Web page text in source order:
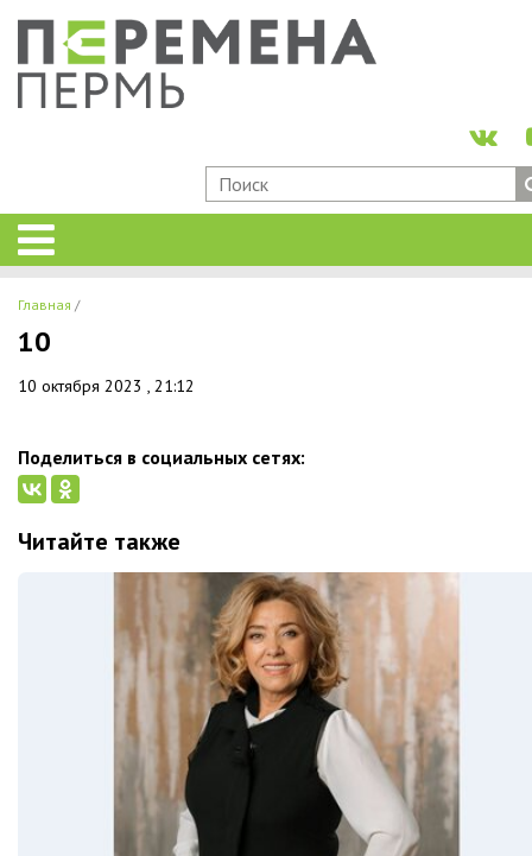
Главная
10
10 октября 2023 , 21:12
Поделиться в социальных сетях:
Читайте также